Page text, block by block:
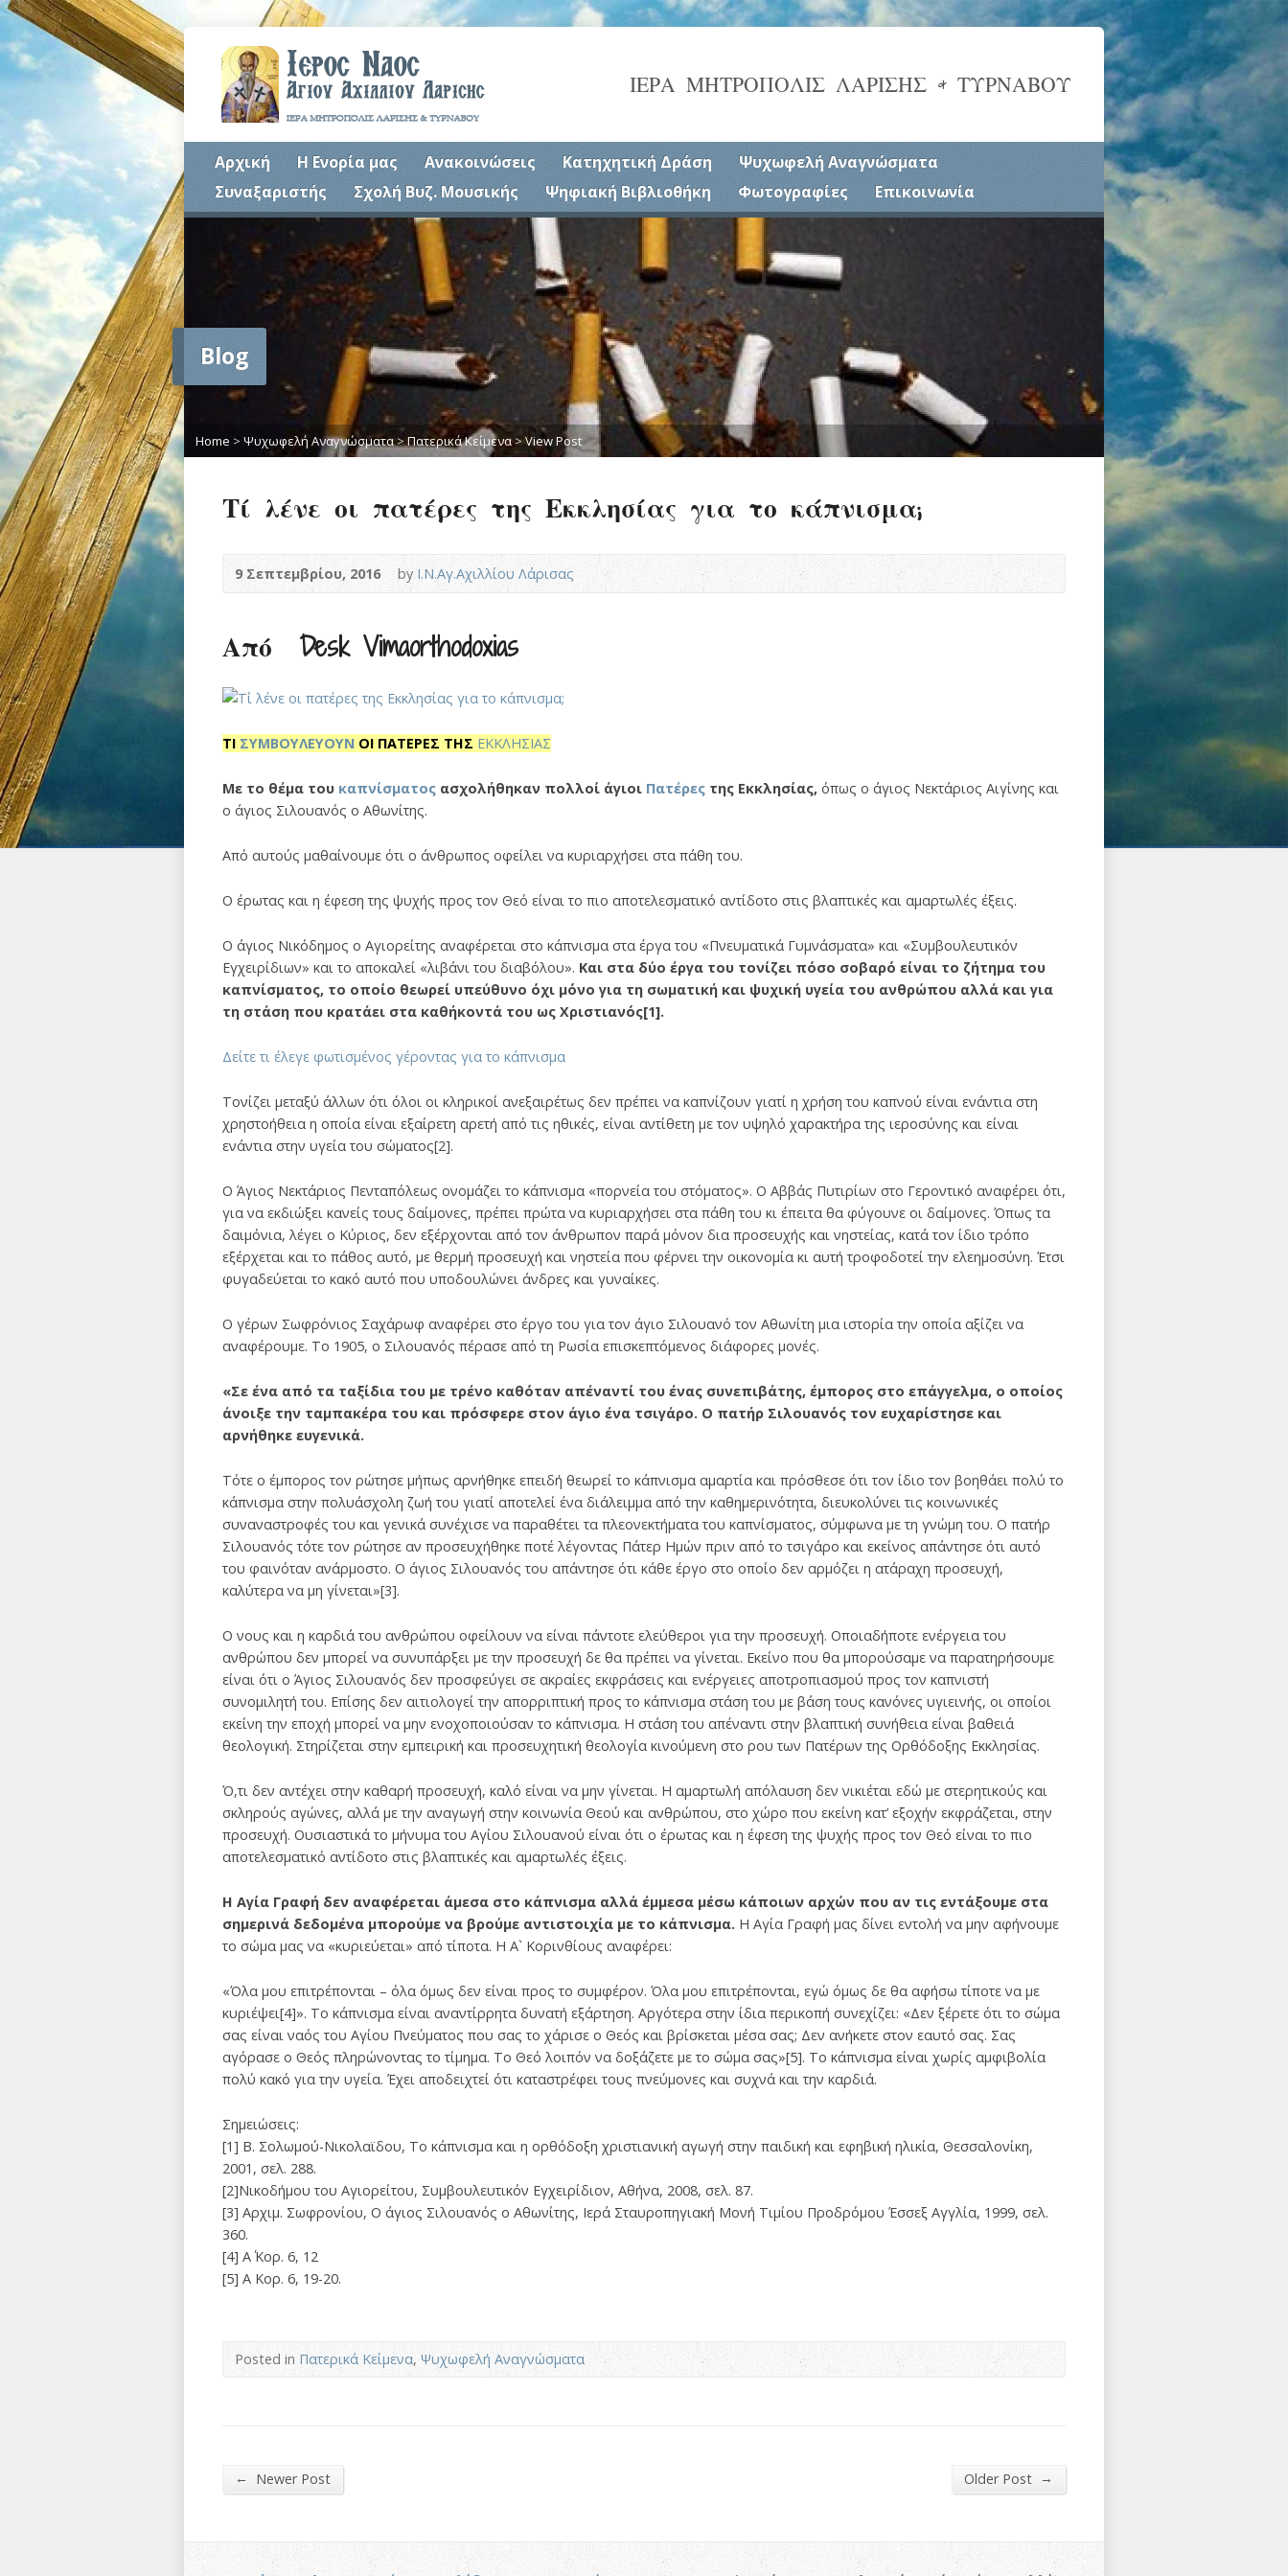
ΙΕΡΑ ΜΗΤΡΟΠΟΛΙΣ ΛΑΡΙΣΗΣ & ΤΥΡΝΑΒΟΥ
Αρχική Η Ενορία μας Ανακοινώσεις Κατηχητική Δράση
Ψυχωφελή Αναγνώσματα
Συναξαριστής
Σχολή Βυζ. Μουσικής Ψηφιακή Βιβλιοθήκη Φωτογραφίες Επικοινωνία
Blog
Home > Ψυχωφελή Αναγνώσματα>Πατερικά Κείμενα>View Post
Τί λένε οι πατέρες της Εκκλησίας για το κάπνισμα;
9 Σεπτεμβρίου, 2016 byΙ.Ν.Αγ.Αχιλλίου Λάρισας
Από Desk Vimaorthodoxias
ΤΙ ΣΥΜΒΟΥΛΕΥΟΥΝ ΟΙ ΠΑΤΕΡΕΣ ΤΗΣ ΕΚΚΛΗΣΙΑΣ
Με το θέμα του καπνίσματος ασχολήθηκαν πολλοί άγιοι Πατέρες της Εκκλησίας, όπως ο άγιος Νεκτάριος Αιγίνης και
ο άγιος Σιλουανός ο Αθωνίτης.
Από αυτούς μαθαίνουμε ότι ο άνθρωπος οφείλει να κυριαρχήσει στα πάθη του.
Ο έρωτας και η έφεση της ψυχής προς τον Θεό είναι το πιο αποτελεσματικό αντίδοτο στις βλαπτικές και αμαρτωλές έξεις.
Ο άγιος Νικόδημος ο Αγιορείτης αναφέρεται στο κάπνισμα στα έργα του «Πνευματικά Γυμνάσματα» και «Συμβουλευτικόν
Εγχειρίδιων» και το αποκαλεί «λιβάνι του διαβόλου». Και στα δύο έργα του τονίζει πόσο σοβαρό είναι το ζήτημα του
καπνίσματος, το οποίο θεωρεί υπεύθυνο όχι μόνο για τη σωματική και ψυχική υγεία του ανθρώπου αλλά και για
τη στάση που κρατάει στα καθήκοντά του ως Χριστιανός[1].
Δείτε τι έλεγε φωτισμένος γέροντας για το κάπνισμα
Τονίζει μεταξύ άλλων ότι όλοι οι κληρικοί ανεξαιρέτως δεν πρέπει να καπνίζουν γιατί η χρήση του καπνού είναι ενάντια στη
χρηστοήθεια η οποία είναι εξαίρετη αρετή από τις ηθικές, είναι αντίθετη με τον υψηλό χαρακτήρα της ιεροσύνης και είναι
ενάντια στην υγεία του σώματος[2].
Ο Άγιος Νεκτάριος Πενταπόλεως ονομάζει το κάπνισμα «πορνεία του στόματος». Ο Αββάς Πυτιρίων στο Γεροντικό αναφέρει ότι,
για να εκδιώξει κανείς τους δαίμονες, πρέπει πρώτα να κυριαρχήσει στα πάθη του κι έπειτα θα φύγουνε οι δαίμονες. Όπως τα
δαιμόνια, λέγει ο Κύριος, δεν εξέρχονται από τον άνθρωπον παρά μόνον δια προσευχής και νηστείας, κατά τον ίδιο τρόπο
εξέρχεται και το πάθος αυτό, με θερμή προσευχή και νηστεία που φέρνει την οικονομία κι αυτή τροφοδοτεί την ελεημοσύνη. Έτσι
φυγαδεύεται το κακό αυτό που υποδουλώνει άνδρες και γυναίκες.
Ο γέρων Σωφρόνιος Σαχάρωφ αναφέρει στο έργο του για τον άγιο Σιλουανό τον Αθωνίτη μια ιστορία την οποία αξίζει να
αναφέρουμε. Το 1905, ο Σιλουανός πέρασε από τη Ρωσία επισκεπτόμενος διάφορες μονές.
«Σε ένα από τα ταξίδια του με τρένο καθόταν απέναντί του ένας συνεπιβάτης, έμπορος στο επάγγελμα, ο οποίος
άνοιξε την ταμπακέρα του και πρόσφερε στον άγιο ένα τσιγάρο. Ο πατήρ Σιλουανός τον ευχαρίστησε και
αρνήθηκε ευγενικά.
Τότε ο έμπορος τον ρώτησε μήπως αρνήθηκε επειδή θεωρεί το κάπνισμα αμαρτία και πρόσθεσε ότι τον ίδιο τον βοηθάει πολύ το
κάπνισμα στην πολυάσχολη ζωή του γιατί αποτελεί ένα διάλειμμα από την καθημερινότητα, διευκολύνει τις κοινωνικές
συναναστροφές του και γενικά συνέχισε να παραθέτει τα πλεονεκτήματα του καπνίσματος, σύμφωνα με τη γνώμη του. Ο πατήρ
Σιλουανός τότε τον ρώτησε αν προσευχήθηκε ποτέ λέγοντας Πάτερ Ημών πριν από το τσιγάρο και εκείνος απάντησε ότι αυτό
του φαινόταν ανάρμοστο. Ο άγιος Σιλουανός του απάντησε ότι κάθε έργο στο οποίο δεν αρμόζει η ατάραχη προσευχή,
καλύτερα να μη γίνεται»[3].
Ο νους και η καρδιά του ανθρώπου οφείλουν να είναι πάντοτε ελεύθεροι για την προσευχή. Οποιαδήποτε ενέργεια του
ανθρώπου δεν μπορεί να συνυπάρξει με την προσευχή δε θα πρέπει να γίνεται. Εκείνο που θα μπορούσαμε να παρατηρήσουμε
είναι ότι ο Άγιος Σιλουανός δεν προσφεύγει σε ακραίες εκφράσεις και ενέργειες αποτροπιασμού προς τον καπνιστή
συνομιλητή του. Επίσης δεν αιτιολογεί την απορριπτική προς το κάπνισμα στάση του με βάση τους κανόνες υγιεινής, οι οποίοι
εκείνη την εποχή μπορεί να μην ενοχοποιούσαν το κάπνισμα. Η στάση του απέναντι στην βλαπτική συνήθεια είναι βαθειά
θεολογική. Στηρίζεται στην εμπειρική και προσευχητική θεολογία κινούμενη στο ρου των Πατέρων της Ορθόδοξης Εκκλησίας.
Ό,τι δεν αντέχει στην καθαρή προσευχή, καλό είναι να μην γίνεται. Η αμαρτωλή απόλαυση δεν νικιέται εδώ με στερητικούς και
σκληρούς αγώνες, αλλά με την αναγωγή στην κοινωνία Θεού και ανθρώπου, στο χώρο που εκείνη κατ’ εξοχήν εκφράζεται, στην
προσευχή. Ουσιαστικά το μήνυμα του Αγίου Σιλουανού είναι ότι ο έρωτας και η έφεση της ψυχής προς τον Θεό είναι το πιο
αποτελεσματικό αντίδοτο στις βλαπτικές και αμαρτωλές έξεις.
Η Αγία Γραφή δεν αναφέρεται άμεσα στο κάπνισμα αλλά έμμεσα μέσω κάποιων αρχών που αν τις εντάξουμε στα
σημερινά δεδομένα μπορούμε να βρούμε αντιστοιχία με το κάπνισμα. Η Αγία Γραφή μας δίνει εντολή να μην αφήνουμε
το σώμα μας να «κυριεύεται» από τίποτα. Η Α` Κορινθίους αναφέρει:
«Όλα μου επιτρέπονται – όλα όμως δεν είναι προς το συμφέρον. Όλα μου επιτρέπονται, εγώ όμως δε θα αφήσω τίποτε να με
κυριέψει[4]». Το κάπνισμα είναι αναντίρρητα δυνατή εξάρτηση. Αργότερα στην ίδια περικοπή συνεχίζει: «Δεν ξέρετε ότι το σώμα
σας είναι ναός του Αγίου Πνεύματος που σας το χάρισε ο Θεός και βρίσκεται μέσα σας; Δεν ανήκετε στον εαυτό σας. Σας
αγόρασε ο Θεός πληρώνοντας το τίμημα. Το Θεό λοιπόν να δοξάζετε με το σώμα σας»[5]. Το κάπνισμα είναι χωρίς αμφιβολία
πολύ κακό για την υγεία. Έχει αποδειχτεί ότι καταστρέφει τους πνεύμονες και συχνά και την καρδιά.
Σημειώσεις:
[1] Β. Σολωμού-Νικολαϊδου, Το κάπνισμα και η ορθόδοξη χριστιανική αγωγή στην παιδική και εφηβική ηλικία, Θεσσαλονίκη,
2001, σελ. 288.
[2]Νικοδήμου του Αγιορείτου, Συμβουλευτικόν Εγχειρίδιον, Αθήνα, 2008, σελ. 87.
[3] Αρχιμ. Σωφρονίου, Ο άγιος Σιλουανός ο Αθωνίτης, Ιερά Σταυροπηγιακή Μονή Τιμίου Προδρόμου Έσσεξ Αγγλία, 1999, σελ.
360.
[4] Α΄ Κορ. 6, 12
[5] Α Κορ. 6, 19-20.
Posted inΠατερικά Κείμενα,Ψυχωφελή Αναγνώσματα
← Newer Post Older Post →